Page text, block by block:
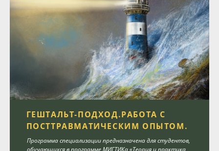
ГЕШТАЛЬТ-ПОДХОД.РАБОТА С
ПОСТТРАВМАТИЧЕСКИМ ОПЫТОМ.
Программа специализации предназначена для студентов,
обучающихся в программе МИГТИКа «Теория и практика